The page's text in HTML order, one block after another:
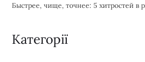
Быстрее, чище, точнее: 5 хитростей в
Категорії